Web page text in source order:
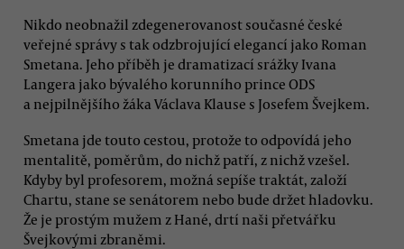
Nikdo neobnažil zdegenerovanost současné české
veřejné správy s tak odzbrojující elegancí jako Roman
Smetana. Jeho příběh je dramatizací srážky Ivana
Langera jako bývalého korunního prince ODS
a nejpilnějšího žáka Václava Klause s Josefem Švejkem.
Smetana jde touto cestou, protože to odpovídá jeho
mentalitě, poměrům, do nichž patří, z nichž vzešel.
Kdyby byl profesorem, možná sepíše traktát, založí
Chartu, stane se senátorem nebo bude držet hladovku.
Že je prostým mužem z Hané, drtí naši přetvářku
Švejkovými zbraněmi.